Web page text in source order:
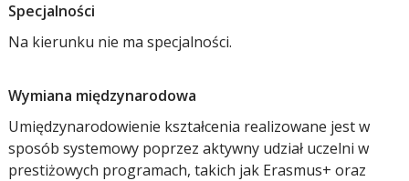
Specjalności
Na kierunku nie ma specjalności.
Wymiana międzynarodowa
Umiędzynarodowienie kształcenia realizowane jest w
sposób systemowy poprzez aktywny udział uczelni w
prestiżowych programach, takich jak Erasmus+ oraz